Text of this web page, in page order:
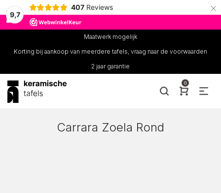
9,7
407 Reviews ×
Maatwerk mogelijk
Korting bij aankoop van meerdere tafels, vraag naar de voorwaarden
2 jaar garantie
0
Carrara Zoela Rond